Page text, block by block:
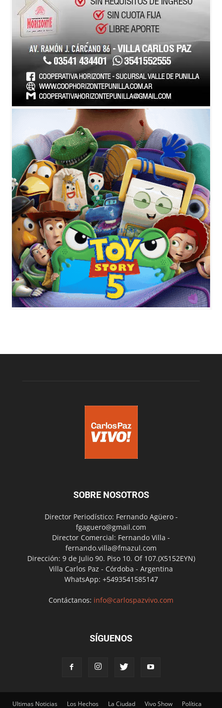
SOBRE NOSOTROS
Director Periodístico: Fernando Agüero -
fgaguero@gmail.com
Director Comercial: Fernando Villa -
fernando.villa@fmazul.com
Dirección: 9 de Julio 90. Piso 10. Of 107.(X5152EYN)
Villa Carlos Paz - Córdoba - Argentina
WhatsApp: +5493541585147
Contáctanos: info@carlospazvivo.com
SÍGUENOS
Ultimas Noticias Los Hechos La Ciudad Vivo Show Política